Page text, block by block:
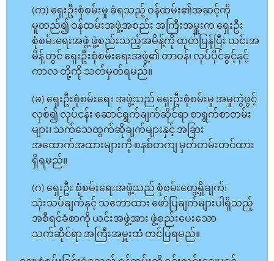
(က) ရှေးဦးစုံစမ်းမှု ခံရသည့် ဝန်ထမ်း၏အဆင့်ကို
မူတည်၍ ဝန်ထမ်းအဖွဲ့အစည်း အကြီးအမှူးက ရှေးဦး
စုံစမ်းရေးအဖွဲ့ ဖွဲ့စည်းသည့်အမိန့်ကို ထုတ်ပြန်ပြီး ယင်းအ
မိန့်တွင် ရှေးဦးစုံစမ်းရေးအဖွဲ့၏ တာဝန်၊ လုပ်ပိုင်ခွင့်နှင့်
ကာလ တို့ကို သတ်မှတ်ရမည်။
(ခ) ရှေးဦးစုံစမ်းရေး အဖွဲ့သည် ရှေးဦးစုံစမ်းမှု အမှုတွဲဖွင့်
လှစ်၍ လုပ်ငန်း ဆောင်ရွက်ချက်ဆိုင်ရာ စာရွက်စာတမ်း
များ၊ သက်သေထွက်ဆိုချက်များနှင့် အခြား
အထောက်အထားများကို စနစ်တကျ မှတ်တမ်းတင်ထား
ရှိရမည်။
(ဂ) ရှေးဦး စုံစမ်းရေးအဖွဲ့သည် စုံစမ်းတွေ့ရှိချက်၊
သုံးသပ်ချက်နှင့် သဘောထား ဖော်ပြချက်များပါရှိသည့်
အစီရင်ခံစာကို ယင်းအဖွဲ့အား ဖွဲ့စည်းပေးသော
သက်ဆိုင်ရာ အကြီးအမှူးထံ တင်ပြရမည်။